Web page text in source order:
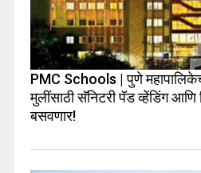
PMC Schools | पुणे
मुलींसाठी सॅनिटरी पॅड व्हेंडिंग
बसवणार!